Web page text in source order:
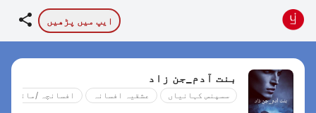
ایپ میں پڑھیں 
بنت آدم_جن زاد
سسپنس کہانیاں عشقیہ افسانہ افسانچہ /مائکرو